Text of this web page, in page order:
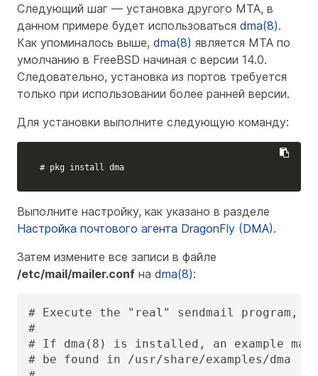
Следующий шаг — установка другого MTA, в
данном примере будет использоваться dma(8).
Как упоминалось выше, dma(8) является MTA по
умолчанию в FreeBSD начиная с версии 14.0.
Следовательно, установка из портов требуется
только при использовании более ранней версии.
Для установки выполните следующую команду:
# pkg install dma
Выполните настройку, как указано в разделе
Настройка почтового агента DragonFly (DMA).
Затем измените все записи в файле
/etc/mail/mailer.conf на dma(8):
# Execute the "real" sendmail program,
#
# If dma(8) is installed, an example
# be found in /usr/share/examples/dma